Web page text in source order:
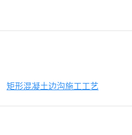
矩形混凝土边沟施工工艺